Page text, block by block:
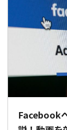
Facebook